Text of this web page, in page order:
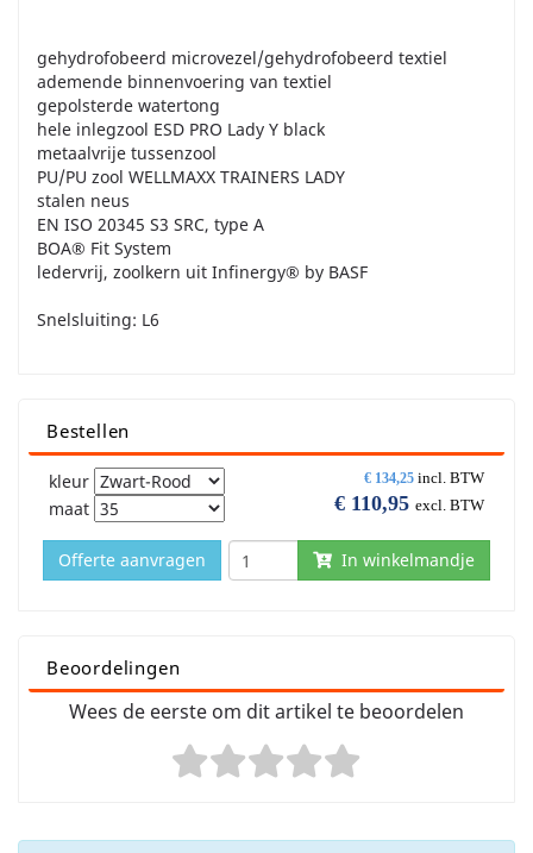
gehydrofobeerd microvezel/gehydrofobeerd textiel
ademende binnenvoering van textiel
gepolsterde watertong
hele inlegzool ESD PRO Lady Y black
metaalvrije tussenzool
PU/PU zool WELLMAXX TRAINERS LADY
stalen neus
EN ISO 20345 S3 SRC, type A
BOA® Fit System
ledervrij, zoolkern uit Infinergy® by BASF
Snelsluiting: L6
Bestellen
€ 134,25 incl. BTW
€ 110,95 excl. BTW
kleur
maat
In winkelmandje
Offerte aanvragen
Beoordelingen
Wees de eerste om dit artikel te beoordelen